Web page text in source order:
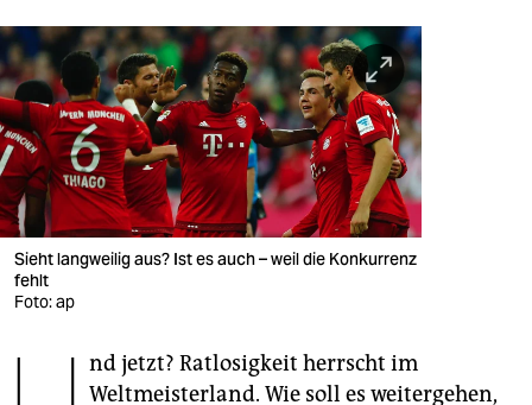
nord
wahrheit
verlag
verlag
veranstaltungen
shop
fragen & hilfe
unterstützen
Sieht langweilig aus? Ist es auch – weil die Konkurrenz
fehlt
Foto: ap
nd jetzt? Ratlosigkeit herrscht im
Weltmeisterland. Wie soll es weitergehen,